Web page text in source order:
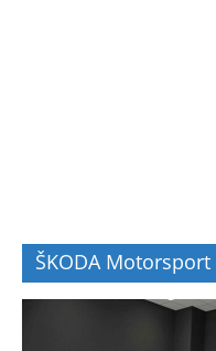
ŠKODA Motorsport